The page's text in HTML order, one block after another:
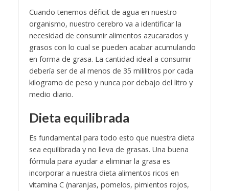
Cuando tenemos déficit de agua en nuestro
organismo, nuestro cerebro va a identificar la
necesidad de consumir alimentos azucarados y
grasos con lo cual se pueden acabar acumulando
en forma de grasa. La cantidad ideal a consumir
debería ser de al menos de 35 mililitros por cada
kilogramo de peso y nunca por debajo del litro y
medio diario.
Dieta equilibrada
Es fundamental para todo esto que nuestra dieta
sea equilibrada y no lleva de grasas. Una buena
fórmula para ayudar a eliminar la grasa es
incorporar a nuestra dieta alimentos ricos en
vitamina C (naranjas, pomelos, pimientos rojos,